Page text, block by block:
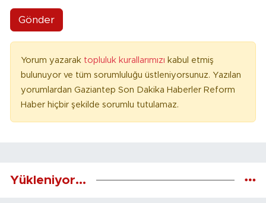
Gönder
Yorum yazarak topluluk kurallarımızı kabul etmiş
bulunuyor ve tüm sorumluluğu üstleniyorsunuz. Yazılan
yorumlardan Gaziantep Son Dakika Haberler Reform
Haber hiçbir şekilde sorumlu tutulamaz.
Yükleniyor...